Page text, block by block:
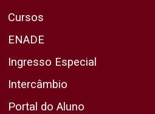
Cursos
ENADE
Ingresso Especial
Intercâmbio
Portal do Aluno